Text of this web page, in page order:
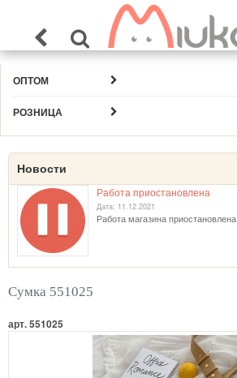
ОПТОМ
РОЗНИЦА
Новости
Работа приостановлена
Дата: 11.12.2021
Работа магазина приостановлена
Сумка 551025
арт. 551025